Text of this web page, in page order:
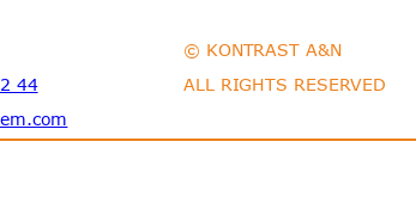
44
© KONTRAST A&N
ALL RIGHTS RESERVED